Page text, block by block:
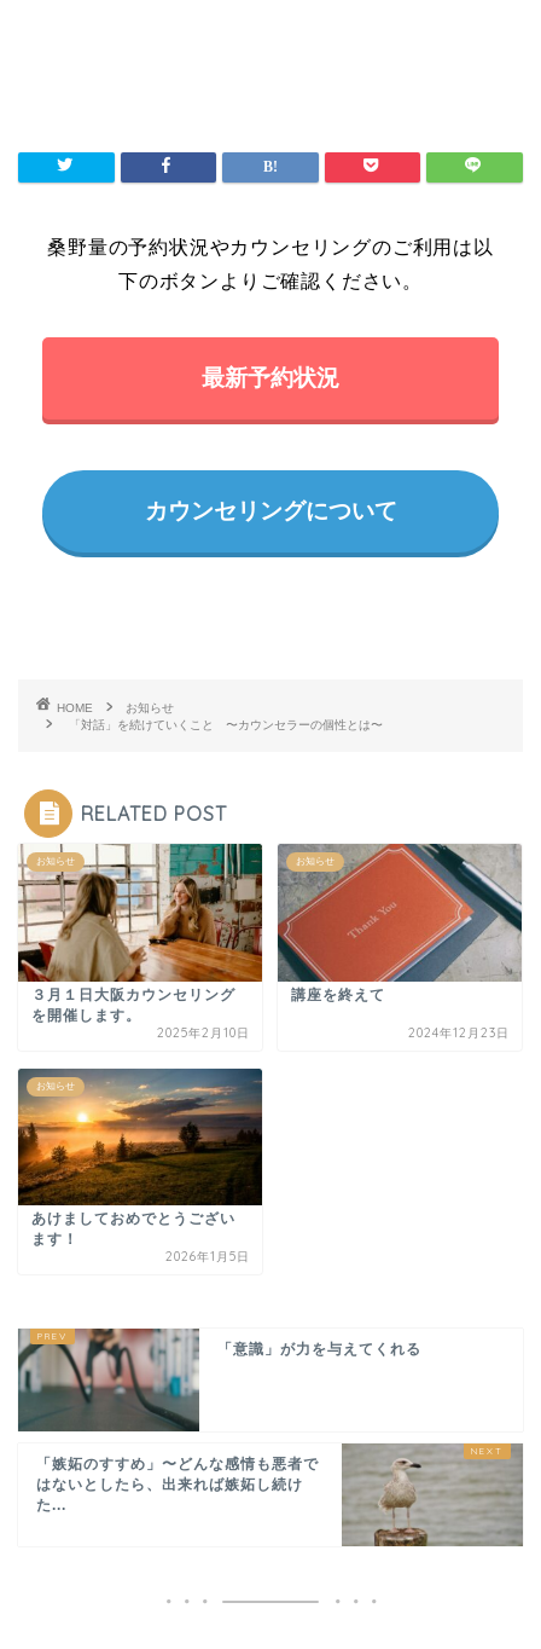
桑野量の予約状況やカウンセリングのご利用は以
下のボタンよりご確認ください。
最新予約状況
カウンセリングについて
HOME
お知らせ
「対話」を続けていくこと 〜カウンセラーの個性とは〜
RELATED POST
お知らせ
３月１日大阪カウンセリング
を開催します。
2025年2月10日
お知らせ
講座を終えて
2024年12月23日
お知らせ
あけましておめでとうござい
ます！
2026年1月5日
「意識」が力を与えてくれる
「嫉妬のすすめ」〜どんな感情も悪者で
はないとしたら、出来れば嫉妬し続け
た...